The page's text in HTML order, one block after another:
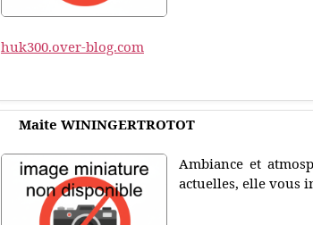
huk300.over-blog.com
Maite WININGERTROTOT
Ambiance et
actuelles, elle vous